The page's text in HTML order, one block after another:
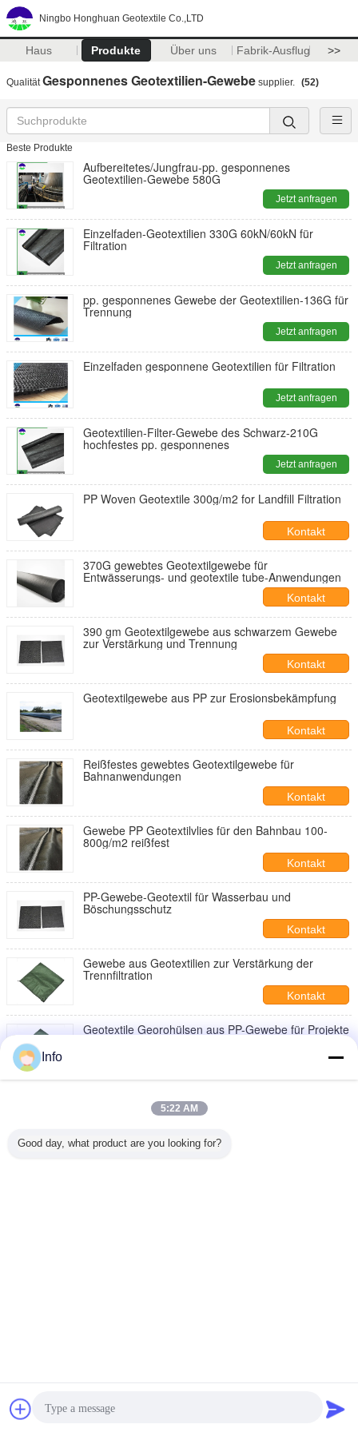
Ningbo Honghuan Geotextile Co.,LTD
Haus Produkte Über uns Fabrik-Ausflug >>
QualitätGesponnenes Geotextilien-Gewebe supplier. (52)
Beste Produkte
Aufbereitetes/Jungfrau-pp. gesponnenes
Geotextilien-Gewebe 580G
Jetzt anfragen
Einzelfaden-Geotextilien 330G 60kN/60kN für
Filtration
Jetzt anfragen
pp. gesponnenes Gewebe der Geotextilien-136G für
Trennung
Jetzt anfragen
Einzelfaden gesponnene Geotextilien für Filtration
Jetzt anfragen
Geotextilien-Filter-Gewebe des Schwarz-210G
hochfestes pp. gesponnenes
Jetzt anfragen
PP Woven Geotextile 300g/m2 for Landfill Filtration
Kontakt
370G gewebtes Geotextilgewebe für
Entwässerungs- und geotextile tube-Anwendungen
Kontakt
390 gm Geotextilgewebe aus schwarzem Gewebe
zur Verstärkung und Trennung
Kontakt
Geotextilgewebe aus PP zur Erosionsbekämpfung
Kontakt
Reißfestes gewebtes Geotextilgewebe für
Bahnanwendungen
Kontakt
Gewebe PP Geotextilvlies für den Bahnbau 100-
800g/m2 reißfest
Kontakt
PP-Gewebe-Geotextil für Wasserbau und
Böschungsschutz
Kontakt
Gewebe aus Geotextilien zur Verstärkung der
Trennfiltration
Kontakt
Geotextile Georohülsen aus PP-Gewebe für Projekte
Plaudern
Info
5:22 AM
Good day, what product are you looking for?